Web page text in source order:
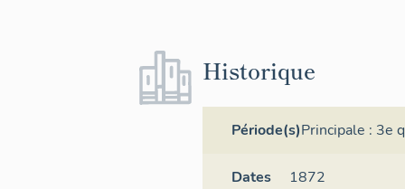
Historique
Période(s)Principale : 3e
Dates 1872